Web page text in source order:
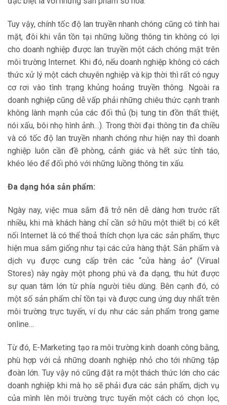
Tuy vậy, chính tốc độ lan truyền nhanh chóng cũng có tính hai
mặt, đôi khi vẫn tồn tại những luồng thông tin không có lợi
cho doanh nghiệp được lan truyền một cách chóng mặt trên
môi trường Internet. Khi đó, nếu doanh nghiệp không có cách
thức xử lý một cách chuyên nghiệp và kịp thời thì rất có nguy
cơ rơi vào tình trạng khủng hoảng truyền thông. Ngoài ra
doanh nghiệp cũng dễ vấp phải những chiêu thức cạnh tranh
không lành mạnh của các đối thủ (bị tung tin đồn thất thiệt,
nói xấu, bôi nhọ hình ảnh…). Trong thời đại thông tin đa chiều
và có tốc độ lan truyền nhanh chóng như hiện nay thì doanh
nghiệp luôn cần đề phòng, cảnh giác và hết sức tỉnh táo,
khéo léo để đối phó với những luồng thông tin xấu.
Đa dạng hóa sản phẩm:
Ngày nay, việc mua sắm đã trở nên dễ dàng hơn trước rất
nhiều, khi mà khách hàng chỉ cần sở hữu một thiết bị có kết
nối Internet là có thể thoả thích chọn lựa các sản phẩm, thực
hiện mua sắm giống như tại các cửa hàng thật. Sản phẩm và
dịch vụ được cung cấp trên các “cửa hàng ảo” (Virual
Stores) này ngày một phong phú và đa dạng, thu hút được
sự quan tâm lớn từ phía người tiêu dùng. Bên cạnh đó, có
một số sản phẩm chỉ tồn tại và được cung ứng duy nhất trên
môi trường trực tuyến, ví dụ như các sản phẩm trong game
online…
Từ đó, E-Marketing tạo ra môi trường kinh doanh công bằng,
phù hợp với cả những doanh nghiệp nhỏ cho tới những tập
đoàn lớn. Tuy vậy nó cũng đặt ra một thách thức lớn cho các
doanh nghiệp khi mà họ sẽ phải đưa các sản phẩm, dịch vụ
của mình lên môi trường trực tuyến một cách có chọn lọc,